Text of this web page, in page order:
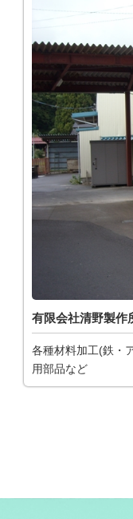
有限会社清野製作
各種材料加工(鉄・
用部品など